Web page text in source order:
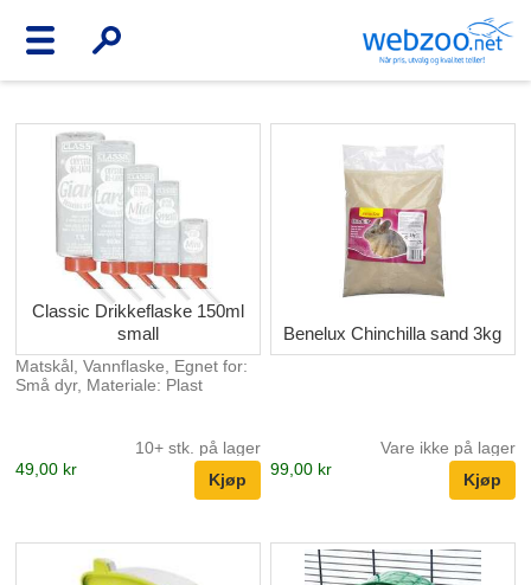
Classic Drikkeflaske 150ml
small
Matskål, Vannflaske, Egnet for:
Små dyr, Materiale: Plast
10+ stk. på lager
49,00 kr
Benelux Chinchilla sand 3kg
Vare ikke på lager
99,00 kr